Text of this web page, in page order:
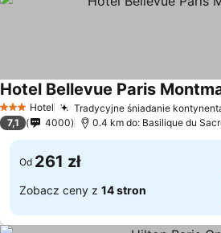
3 Kategoria
Hotel Tradycyjne śniadanie
Hotel Bellevue Paris
7,1 4000 0.4 km do: Basilique du
Od 261 zł
Zobacz ceny z 14 stron